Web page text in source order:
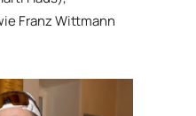
Franz Wittmann